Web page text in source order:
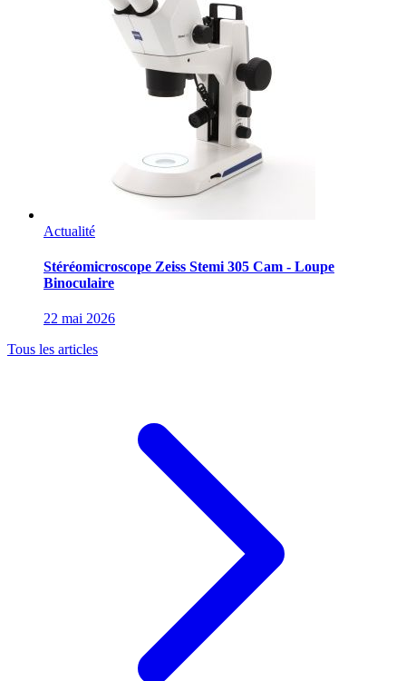
Actualité
Stéréomicroscope Zeiss Stemi 305 Cam - Loupe
Binoculaire
22 mai 2026
Tous les articles